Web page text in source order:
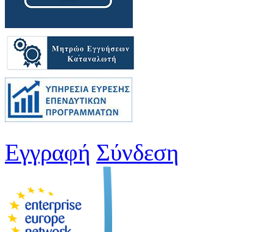
Εγγραφή Σύνδεση